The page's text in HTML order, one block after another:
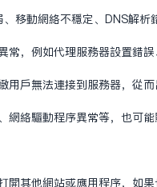
移动网络不稳定、DNS解析
，例如代理服务器设置错误
户无法连接到服务器，从而
络驱动程序异常等，也可能
其他网站或应用程序，如